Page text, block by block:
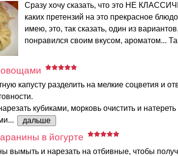
Сразу хочу сказать, что это НЕ
каких претензий на это прекрасное
имею, это, так сказать, один из
понравился своим вкусом, ароматом...
капусту разделить на мелкие соцветия и
кубиками, морковь очистить и
дальше
в йогурте
вымыть и нарезать на отбивные, чтобы